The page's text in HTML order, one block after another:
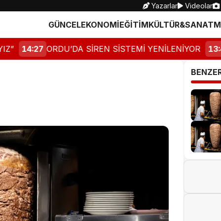
Yazarlar Videolar
GÜNCELEKONOMİEĞİTİMKÜLTÜR&SANAT
14:27 ORDU’DA SİREN SİSTEMİ YENİLENİYOR 13:47